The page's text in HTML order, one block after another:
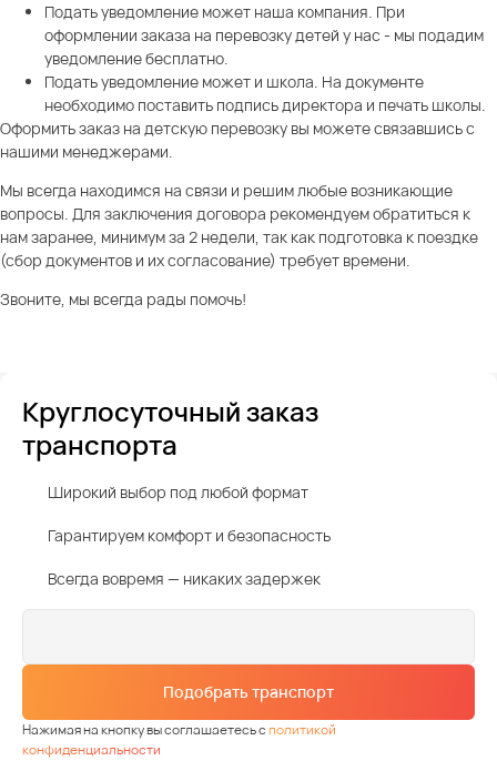
Подать уведомление может наша компания. При
оформлении заказа на перевозку детей у нас - мы подадим
уведомление бесплатно.
Подать уведомление может и школа. На документе
необходимо поставить подпись директора и печать школы.
Оформить заказ на детскую перевозку вы можете связавшись с
нашими менеджерами.
Мы всегда находимся на связи и решим любые возникающие
вопросы. Для заключения договора рекомендуем обратиться к
нам заранее, минимум за 2 недели, так как подготовка к поездке
(сбор документов и их согласование) требует времени.
Звоните, мы всегда рады помочь!
Круглосуточный заказ
транспорта
Широкий выбор под любой формат
Гарантируем комфорт и безопасность
Всегда вовремя — никаких задержек
Подобрать транспорт
Нажимая на кнопку вы соглашаетесь сполитикой
конфиденциальности